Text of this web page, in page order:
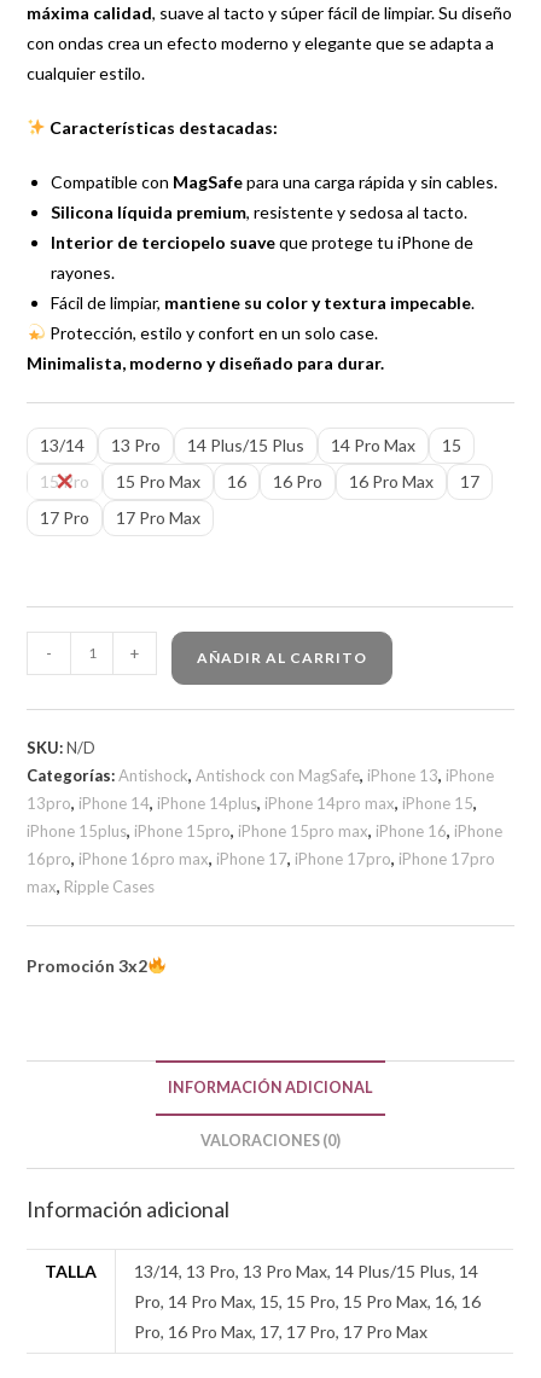
máxima calidad, suave al tacto y súper fácil de limpiar. Su diseño
con ondas crea un efecto moderno y elegante que se adapta a
cualquier estilo.
Características destacadas:
Compatible con MagSafepara una carga rápida y sin cables.
Silicona líquida premium, resistente y sedosa al tacto.
Interior de terciopelo suaveque protege tu iPhone de
rayones.
Fácil de limpiar, mantiene su color y textura impecable.
Protección, estilo y confort en un solo case.
Minimalista, moderno y diseñado para durar.
13/14 13 Pro 14 Plus/15 Plus 14 Pro Max
15
15 Pro
15 Pro Max 16 16 Pro 16 Pro Max
17
17 Pro
17 Pro Max
- + AÑADIR AL CARRITO
SKU:N/D
Categorías:Antishock,Antishock con MagSafe, iPhone 13, iPhone
13pro, iPhone 14, iPhone 14plus, iPhone 14pro max, iPhone 15,
iPhone 15plus, iPhone 15pro, iPhone 15pro max, iPhone 16, iPhone
16pro, iPhone 16pro max, iPhone 17, iPhone 17pro, iPhone 17pro
max, Ripple Cases
Promoción 3x2
INFORMACIÓN ADICIONAL
VALORACIONES (0)
Información adicional
TALLA
13/14, 13 Pro, 13 Pro Max, 14 Plus/15 Plus, 14
Pro, 14 Pro Max, 15, 15 Pro, 15 Pro Max, 16, 16
Pro, 16 Pro Max, 17, 17 Pro, 17 Pro Max